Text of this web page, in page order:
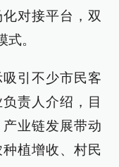
对接平台，双
。
引不少市民客
责人介绍，目
业链发展带动
植增收、村民